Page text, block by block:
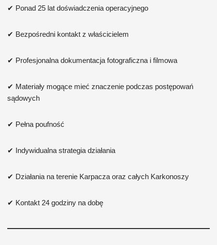
✔ Ponad 25 lat doświadczenia operacyjnego
✔ Bezpośredni kontakt z właścicielem
✔ Profesjonalna dokumentacja fotograficzna i filmowa
✔ Materiały mogące mieć znaczenie podczas postępowań
sądowych
✔ Pełna poufność
✔ Indywidualna strategia działania
✔ Działania na terenie Karpacza oraz całych Karkonoszy
✔ Kontakt 24 godziny na dobę